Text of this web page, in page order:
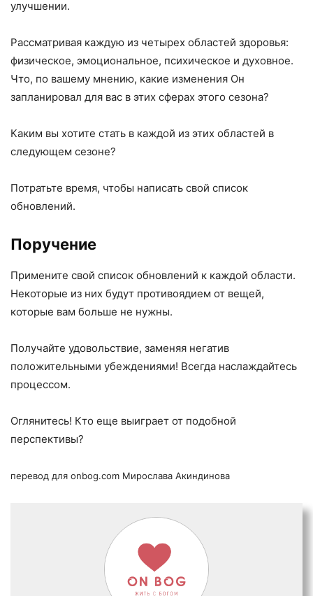
улучшении.
Рассматривая каждую из четырех областей здоровья:
физическое, эмоциональное, психическое и духовное.
Что, по вашему мнению, какие изменения Он
запланировал для вас в этих сферах этого сезона?
Каким вы хотите стать в каждой из этих областей в
следующем сезоне?
Потратьте время, чтобы написать свой список
обновлений.
Поручение
Примените свой список обновлений к каждой области.
Некоторые из них будут противоядием от вещей,
которые вам больше не нужны.
Получайте удовольствие, заменяя негатив
положительными убеждениями! Всегда наслаждайтесь
процессом.
Оглянитесь! Кто еще выиграет от подобной
перспективы?
перевод для onbog.com Мирослава Акиндинова